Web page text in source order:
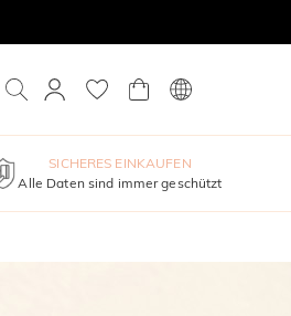
SICHERES EINKAUFEN
Alle Daten sind immer geschützt